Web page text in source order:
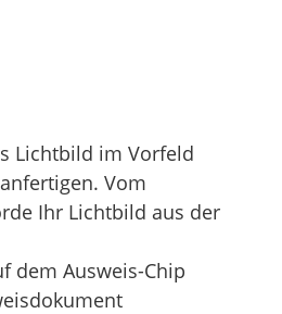
Lichtbild im Vorfeld
Vom
Ihr Lichtbild aus der
dem Ausweis-Chip